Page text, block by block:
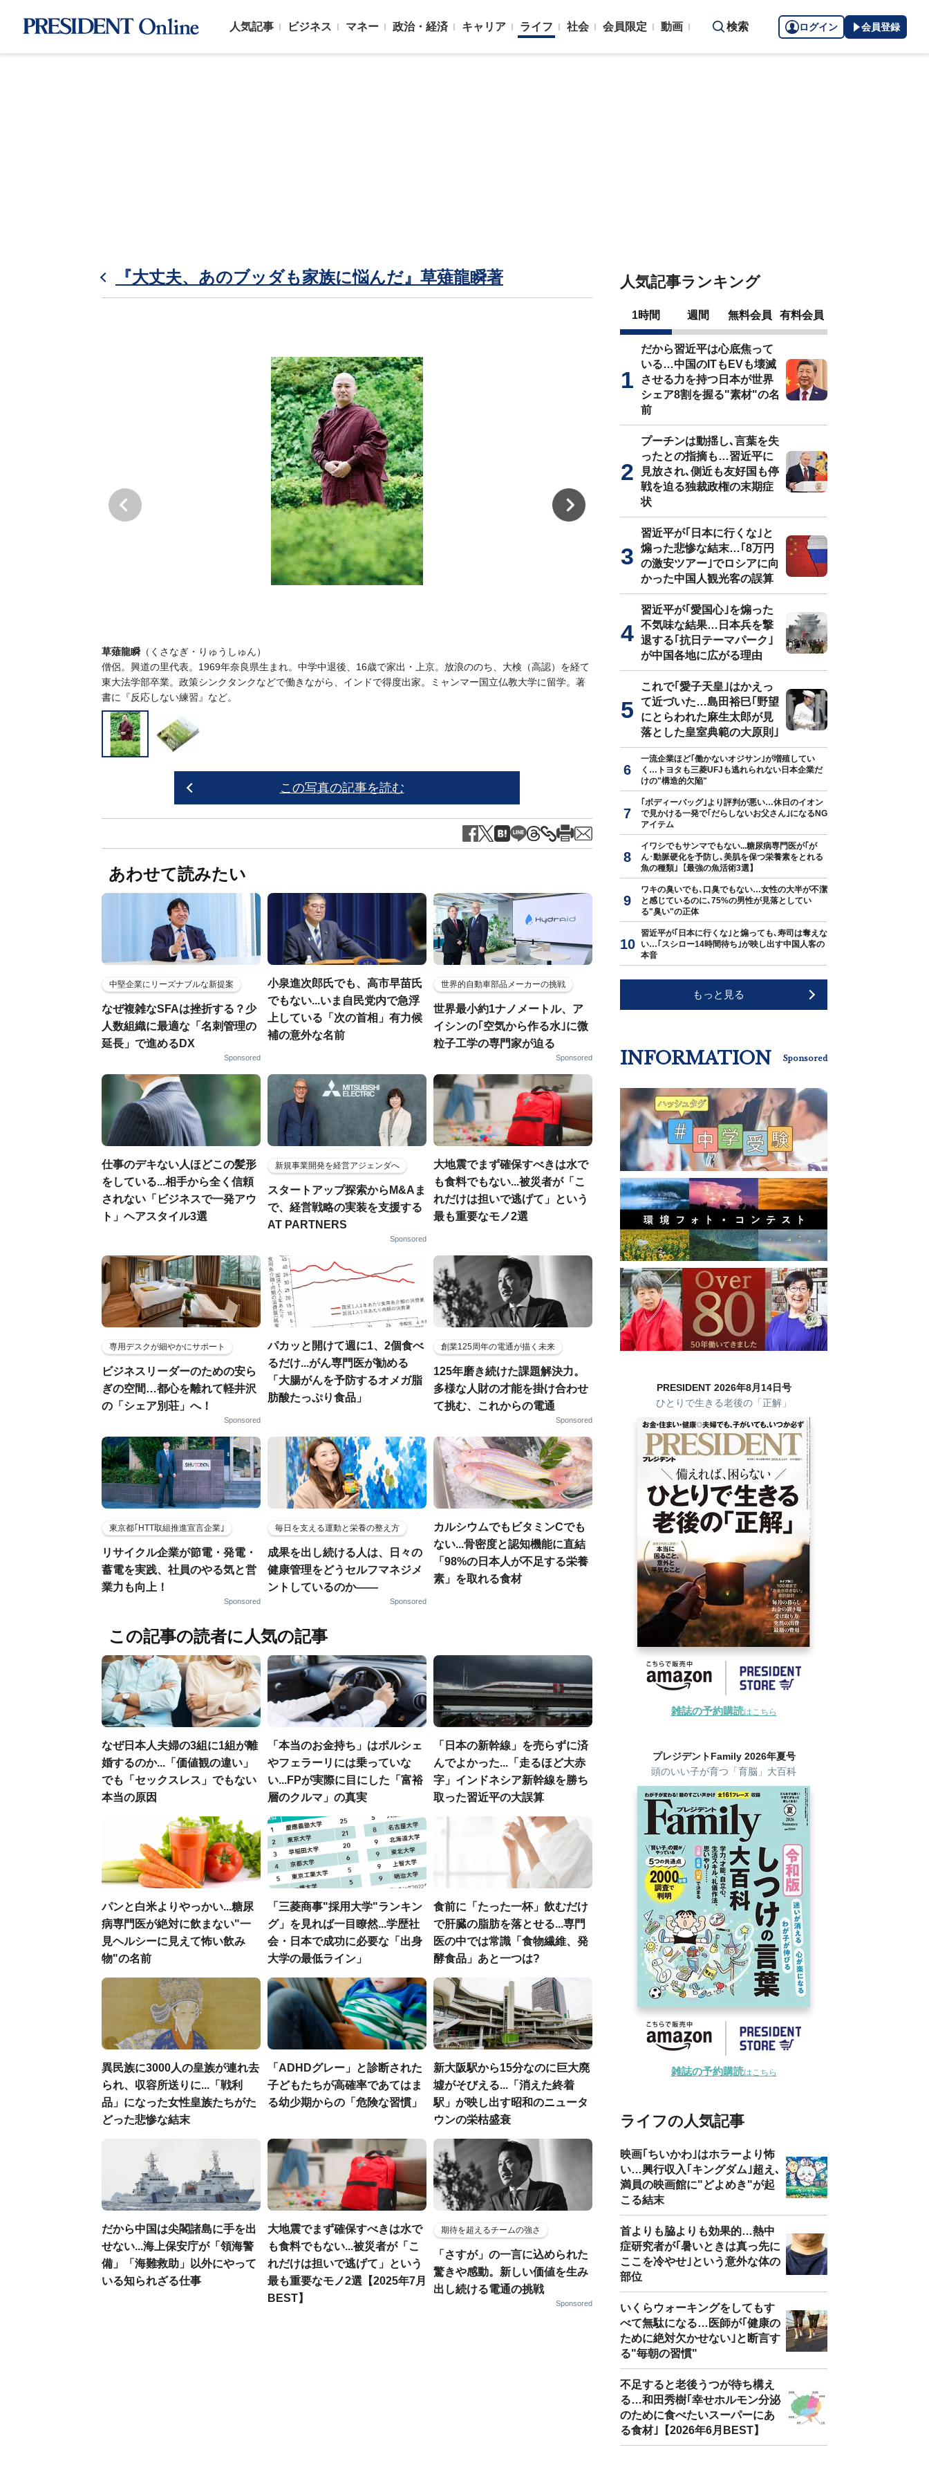
人気記事 ビジネス マネー 政治・経済 キャリア ライフ 社会 会員限定 動画 検索 ログイン 会員登録
『大丈夫、あのブッダも家族に悩んだ』草薙龍瞬著
草薙龍瞬 （くさなぎ・りゅうしゅん）
僧侶。興道の里代表。1969年奈良県生まれ。中学中退後、16歳で家出・上京。放浪ののち、大検（高認）を経て
東大法学部卒業。政策シンクタンクなどで働きながら、インドで得度出家。ミャンマー国立仏教大学に留学。著
書に『反応しない練習』など。
この写真の記事を読む
あわせて読みたい
中堅企業にリーズナブルな新提案
なぜ複雑なSFAは挫折する？少
人数組織に最適な「名刺管理の
延長」で進めるDX
Sponsored
小泉進次郎氏でも、高市早苗氏
でもない...いま自民党内で急浮
上している「次の首相」有力候
補の意外な名前
世界的自動車部品メーカーの挑戦
世界最小約1ナノメートル、ア
イシンの｢空気から作る水｣に微
粒子工学の専門家が迫る
Sponsored
仕事のデキない人ほどこの髪形
をしている...相手から全く信頼
されない「ビジネスで一発アウ
ト」ヘアスタイル3選
新規事業開発を経営アジェンダへ
スタートアップ探索からM&Aま
で、経営戦略の実装を支援する
AT PARTNERS
Sponsored
大地震でまず確保すべきは水で
も食料でもない...被災者が「こ
れだけは担いで逃げて」という
最も重要なモノ2選
専用デスクが細やかにサポート
ビジネスリーダーのための安ら
ぎの空間…都心を離れて軽井沢
の「シェア別荘」へ！
Sponsored
パカッと開けて週に1、2個食べ
るだけ...がん専門医が勧める
「大腸がんを予防するオメガ脂
肪酸たっぷり食品」
創業125周年の電通が描く未来
125年磨き続けた課題解決力。
多様な人財の才能を掛け合わせ
て挑む、これからの電通
Sponsored
東京都｢HTT取組推進宣言企業｣
リサイクル企業が節電・発電・
蓄電を実践、社員のやる気と営
業力も向上！
Sponsored
毎日を支える運動と栄養の整え方
成果を出し続ける人は、日々の
健康管理をどうセルフマネジメ
ントしているのか——
Sponsored
カルシウムでもビタミンCでも
ない...骨密度と認知機能に直結
「98%の日本人が不足する栄養
素」を取れる食材
この記事の読者に人気の記事
なぜ日本人夫婦の3組に1組が離
婚するのか...「価値観の違い」
でも「セックスレス」でもない
本当の原因
「本当のお金持ち」はポルシェ
やフェラーリには乗っていな
い...FPが実際に目にした「富裕
層のクルマ」の真実
「日本の新幹線」を売らずに済
んでよかった...「走るほど大赤
字」インドネシア新幹線を勝ち
取った習近平の大誤算
パンと白米よりやっかい...糖尿
病専門医が絶対に飲まない"一
見ヘルシーに見えて怖い飲み
物"の名前
「三菱商事"採用大学"ランキン
グ」を見れば一目瞭然...学歴社
会・日本で成功に必要な「出身
大学の最低ライン」
食前に「たった一杯」飲むだけ
で肝臓の脂肪を落とせる...専門
医の中では常識「食物繊維、発
酵食品」あと一つは?
異民族に3000人の皇族が連れ去
られ、収容所送りに...「戦利
品」になった女性皇族たちがた
どった悲惨な結末
「ADHDグレー」と診断された
子どもたちが高確率であてはま
る幼少期からの「危険な習慣」
新大阪駅から15分なのに巨大廃
墟がそびえる...「消えた終着
駅」が映し出す昭和のニュータ
ウンの栄枯盛衰
だから中国は尖閣諸島に手を出
せない...海上保安庁が「領海警
備」「海難救助」以外にやって
いる知られざる仕事
大地震でまず確保すべきは水で
も食料でもない...被災者が「こ
れだけは担いで逃げて」という
最も重要なモノ2選【2025年7月
BEST】
期待を超えるチームの強さ
「さすが」の一言に込められた
驚きや感動。新しい価値を生み
出し続ける電通の挑戦
Sponsored
人気記事ランキング
1時間 週間 無料会員 有料会員
だから習近平は心底焦って
いる…中国のITもEVも壊滅
させる力を持つ日本が世界
シェア8割を握る"素材"の名
前
プーチンは動揺し､言葉を失
ったとの指摘も…習近平に
見放され､側近も友好国も停
戦を迫る独裁政権の末期症
状
習近平が｢日本に行くな｣と
煽った悲惨な結末…｢8万円
の激安ツアー｣でロシアに向
かった中国人観光客の誤算
習近平が｢愛国心｣を煽った
不気味な結果…日本兵を撃
退する｢抗日テーマパーク｣
が中国各地に広がる理由
これで｢愛子天皇｣はかえっ
て近づいた…島田裕巳｢野望
にとらわれた麻生太郎が見
落とした皇室典範の大原則｣
一流企業ほど｢働かないオジサン｣が増殖してい
く…トヨタも三菱UFJも逃れられない日本企業だ
けの"構造的欠陥"
｢ボディーバッグ｣より評判が悪い…休日のイオン
で見かける一発で｢だらしないお父さん｣になるNG
アイテム
イワシでもサンマでもない...糖尿病専門医が｢が
ん･動脈硬化を予防し､美肌を保つ栄養素をとれる
魚の種類｣【最強の魚活術3選】
ワキの臭いでも､口臭でもない…女性の大半が不潔
と感じているのに､75%の男性が見落としてい
る"臭い"の正体
習近平が｢日本に行くな｣と煽っても､寿司は奪えな
い…｢スシロー14時間待ち｣が映し出す中国人客の
本音
もっと見る
INFORMATION Sponsored
PRESIDENT 2026年8月14日号
ひとりで生きる老後の「正解」
雑誌の予約購読はこちら
プレジデントFamily 2026年夏号
頭のいい子が育つ「育脳」大百科
雑誌の予約購読はこちら
ライフの人気記事
映画｢ちいかわ｣はホラーより怖
い…興行収入｢キングダム｣超え､
満員の映画館に"どよめき"が起
こる結末
首よりも脇よりも効果的…熱中
症研究者が｢暑いときは真っ先に
ここを冷やせ｣という意外な体の
部位
いくらウォーキングをしてもす
べて無駄になる…医師が｢健康の
ために絶対欠かせない｣と断言す
る"毎朝の習慣"
不足すると老後うつが待ち構え
る…和田秀樹｢幸せホルモン分泌
のために食べたいスーパーにあ
る食材｣【2026年6月BEST】